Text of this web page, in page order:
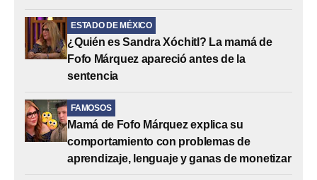
ESTADO DE MÉXICO
¿Quién es Sandra Xóchitl? La mamá de
Fofo Márquez apareció antes de la
sentencia
FAMOSOS
Mamá de Fofo Márquez explica su
comportamiento con problemas de
aprendizaje, lenguaje y ganas de monetizar